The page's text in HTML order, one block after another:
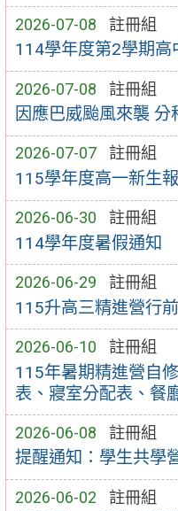
2026-07-08 註冊組
114學年度第2學期高
2026-07-08 註冊組
因應巴威颱風來襲 分
2026-07-07 註冊組
115學年度高一新生
2026-06-30 註冊組
114學年度暑假通知
2026-06-29 註冊組
115升高三精進營行
2026-06-10 註冊組
115年暑期精進營自
表、寢室分配表、餐
2026-06-08 註冊組
提醒通知：學生共學
2026-06-02 註冊組